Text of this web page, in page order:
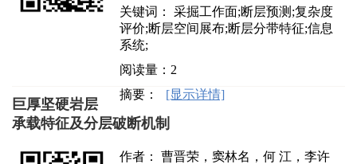
关键词： 采掘工作面;断层预测;复杂度
评价;断层空间展布;断层分带特征;信息
系统;
阅读量： 2
摘要：
[显示详情]
巨厚坚硬岩层
承载特征及分层破断机制
作者： 曹晋荣，窦林名，何 江，李许